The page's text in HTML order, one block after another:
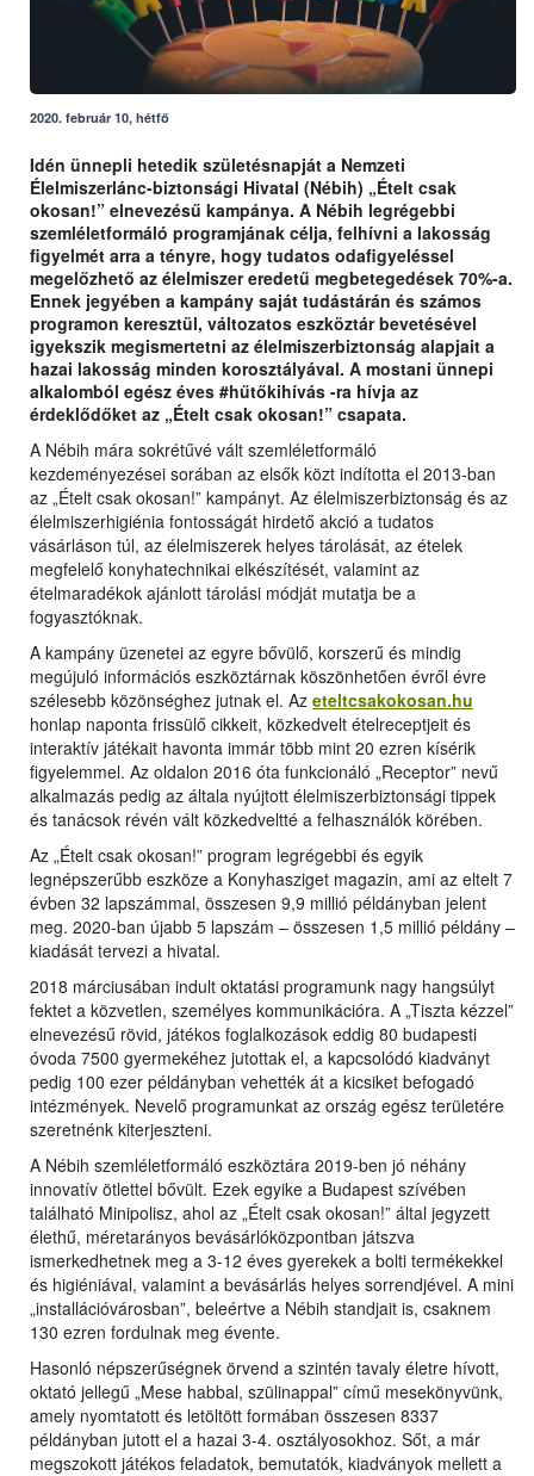
2020. február 10, hétfő
Idén ünnepli hetedik születésnapját a Nemzeti
Élelmiszerlánc-biztonsági Hivatal (Nébih) „Ételt csak
okosan!” elnevezésű kampánya. A Nébih legrégebbi
szemléletformáló programjának célja, felhívni a lakosság
figyelmét arra a tényre, hogy tudatos odafigyeléssel
megelőzhető az élelmiszer eredetű megbetegedések 70%-a.
Ennek jegyében a kampány saját tudástárán és számos
programon keresztül, változatos eszköztár bevetésével
igyekszik megismertetni az élelmiszerbiztonság alapjait a
hazai lakosság minden korosztályával. A mostani ünnepi
alkalomból egész éves #hűtőkihívás -ra hívja az
érdeklődőket az „Ételt csak okosan!” csapata.
A Nébih mára sokrétűvé vált szemléletformáló
kezdeményezései sorában az elsők közt indította el 2013-ban
az „Ételt csak okosan!” kampányt. Az élelmiszerbiztonság és az
élelmiszerhigiénia fontosságát hirdető akció a tudatos
vásárláson túl, az élelmiszerek helyes tárolását, az ételek
megfelelő konyhatechnikai elkészítését, valamint az
ételmaradékok ajánlott tárolási módját mutatja be a
fogyasztóknak.
A kampány üzenetei az egyre bővülő, korszerű és mindig
megújuló információs eszköztárnak köszönhetően évről évre
szélesebb közönséghez jutnak el. Az eteltcsakokosan.hu
honlap naponta frissülő cikkeit, közkedvelt ételreceptjeit és
interaktív játékait havonta immár több mint 20 ezren kísérik
figyelemmel. Az oldalon 2016 óta funkcionáló „Receptor” nevű
alkalmazás pedig az általa nyújtott élelmiszerbiztonsági tippek
és tanácsok révén vált közkedveltté a felhasználók körében.
Az „Ételt csak okosan!” program legrégebbi és egyik
legnépszerűbb eszköze a Konyhasziget magazin, ami az eltelt 7
évben 32 lapszámmal, összesen 9,9 millió példányban jelent
meg. 2020-ban újabb 5 lapszám – összesen 1,5 millió példány –
kiadását tervezi a hivatal.
2018 márciusában indult oktatási programunk nagy hangsúlyt
fektet a közvetlen, személyes kommunikációra. A „Tiszta kézzel”
elnevezésű rövid, játékos foglalkozások eddig 80 budapesti
óvoda 7500 gyermekéhez jutottak el, a kapcsolódó kiadványt
pedig 100 ezer példányban vehették át a kicsiket befogadó
intézmények. Nevelő programunkat az ország egész területére
szeretnénk kiterjeszteni.
A Nébih szemléletformáló eszköztára 2019-ben jó néhány
innovatív ötlettel bővült. Ezek egyike a Budapest szívében
található Minipolisz, ahol az „Ételt csak okosan!” által jegyzett
élethű, méretarányos bevásárlóközpontban játszva
ismerkedhetnek meg a 3-12 éves gyerekek a bolti termékekkel
és higiéniával, valamint a bevásárlás helyes sorrendjével. A mini
„installációvárosban”, beleértve a Nébih standjait is, csaknem
130 ezren fordulnak meg évente.
Hasonló népszerűségnek örvend a szintén tavaly életre hívott,
oktató jellegű „Mese habbal, szülinappal” című mesekönyvünk,
amely nyomtatott és letöltött formában összesen 8337
példányban jutott el a hazai 3-4. osztályosokhoz. Sőt, a már
megszokott játékos feladatok, bemutatók, kiadványok mellett a